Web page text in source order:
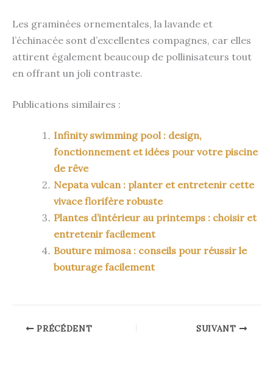
Les graminées ornementales, la lavande et
l’échinacée sont d’excellentes compagnes, car elles
attirent également beaucoup de pollinisateurs tout
en offrant un joli contraste.
Publications similaires :
Infinity swimming pool : design,
fonctionnement et idées pour votre piscine
de rêve
Nepata vulcan : planter et entretenir cette
vivace florifère robuste
Plantes d’intérieur au printemps : choisir et
entretenir facilement
Bouture mimosa : conseils pour réussir le
bouturage facilement
PRÉCÉDENT SUIVANT